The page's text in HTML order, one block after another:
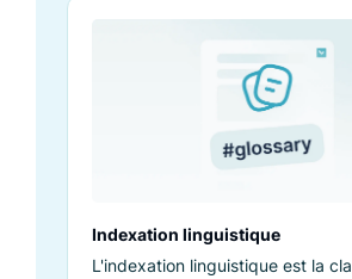
Indexation linguistique
L'indexation linguistique est la